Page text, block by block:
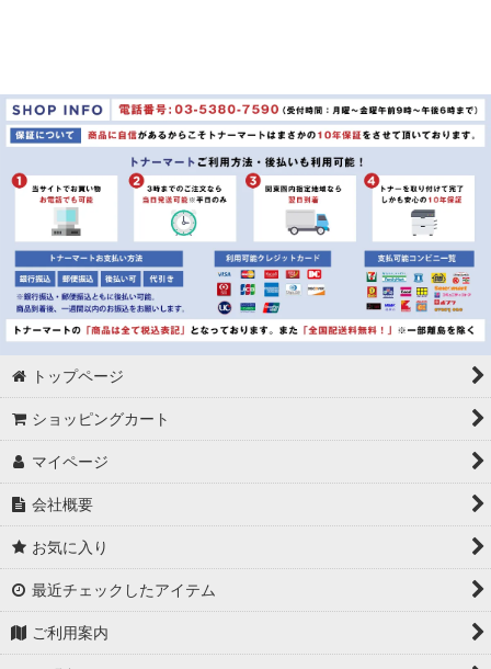
トップページ
ショッピングカート
マイページ
会社概要
お気に入り
最近チェックしたアイテム
ご利用案内